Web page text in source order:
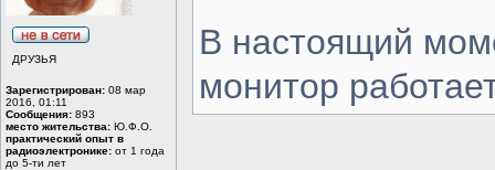
ДРУЗЬЯ
Зарегистрирован: 08 мар
2016, 01:11
Сообщения: 893
место жительства: Ю.Ф.О.
практический опыт в
радиоэлектронике: от 1 года
до 5-ти лет
В настоящий
монитор